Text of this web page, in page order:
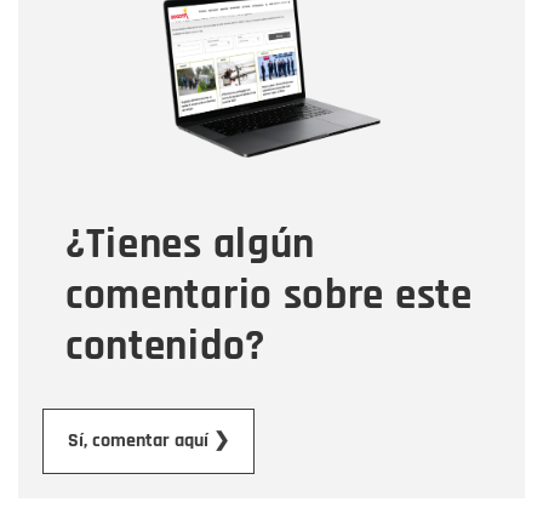
¿Tienes algún
comentario sobre este
contenido?
Sí, comentar aquí ❯
Correo electrónico
Tipo de comentario
Mensaje